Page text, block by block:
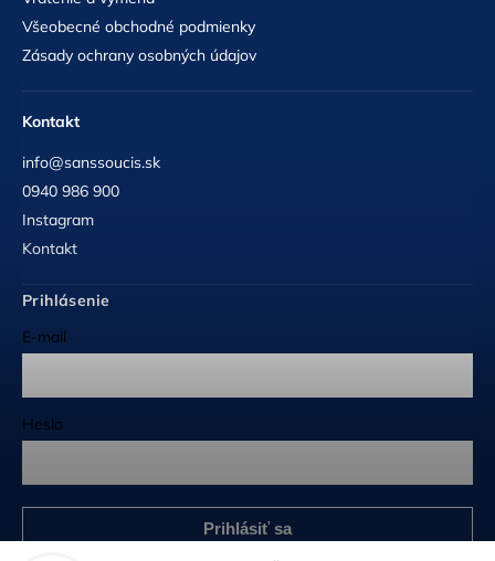
Všeobecné obchodné podmienky
Zásady ochrany osobných údajov
Kontakt
info@sanssoucis.sk
0940 986 900
Instagram
Kontakt
Prihlásenie
E-mail
Heslo
Prihlásiť sa